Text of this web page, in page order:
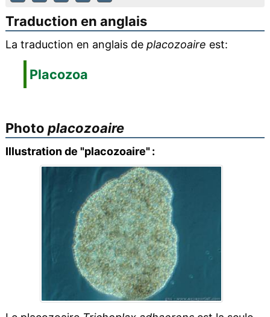
Traduction en anglais
La traduction en anglais de placozoaire est:
Placozoa
Photo placozoaire
Illustration de "placozoaire" :